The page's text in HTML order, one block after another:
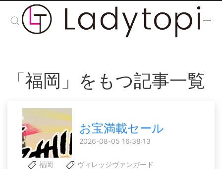
「福岡」をもつ記事一覧
お宝満載セール
2026-08-05 16:38:13
福岡
ヴィレッジヴァンガード